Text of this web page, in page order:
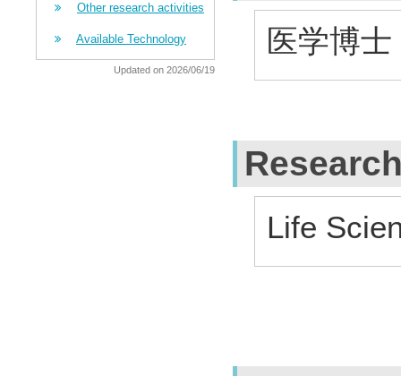
Other research activities
Available Technology
Updated on 2026/06/19
医学博
Life